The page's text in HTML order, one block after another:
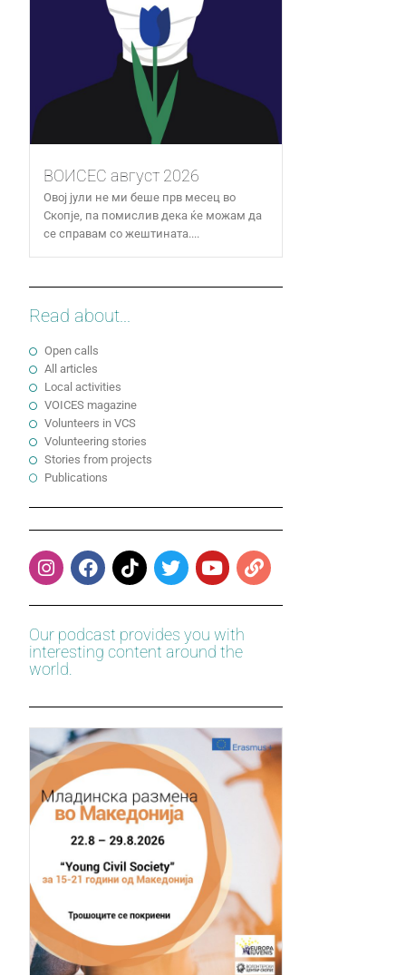
ВОИСЕС август 2026
Овој јули не ми беше прв месец во
Скопје, па помислив дека ќе можам да
се справам со жештината....
Read about...
Open calls
All articles
Local activities
VOICES magazine
Volunteers in VCS
Volunteering stories
Stories from projects
Publications
Our podcast provides you with
interesting content around the
world.